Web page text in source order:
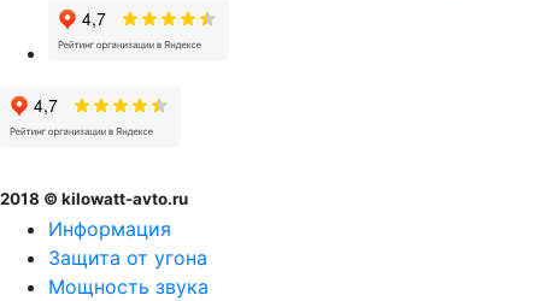
2018 © kilowatt-avto.ru
Информация
Защита от угона
Мощность звука